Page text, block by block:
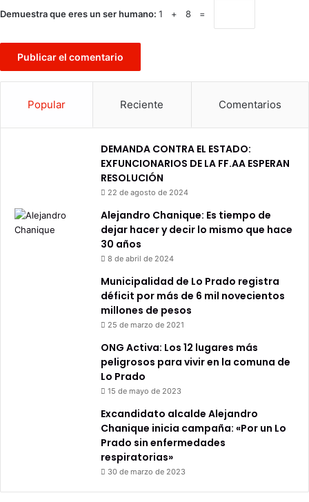
Demuestra que eres un ser humano: 1 + 8 =
Popular Reciente Comentarios
DEMANDA CONTRA EL ESTADO:
EXFUNCIONARIOS DE LA FF.AA ESPERAN
RESOLUCIÓN
22 de agosto de 2024
Alejandro Chanique: Es tiempo de
dejar hacer y decir lo mismo que hace
30 años
8 de abril de 2024
Municipalidad de Lo Prado registra
déficit por más de 6 mil novecientos
millones de pesos
25 de marzo de 2021
ONG Activa: Los 12 lugares más
peligrosos para vivir en la comuna de
Lo Prado
15 de mayo de 2023
Excandidato alcalde Alejandro
Chanique inicia campaña: «Por un Lo
Prado sin enfermedades
respiratorias»
30 de marzo de 2023